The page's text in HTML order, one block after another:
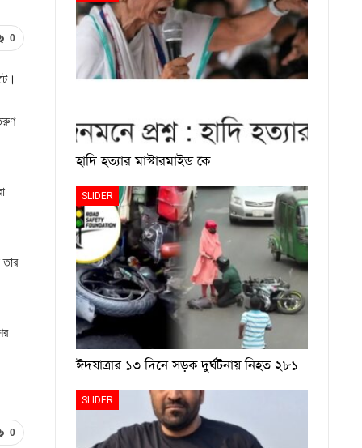
0
0
হাদি হত্যার মাস্টারমাইন্ড কে
SLIDER
ঈদযাত্রার ১৩ দিনে সড়ক দুর্ঘটনায় নিহত ২৮১
SLIDER